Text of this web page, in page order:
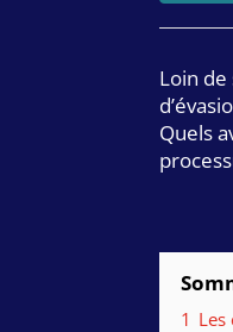
Loin
Quels
1